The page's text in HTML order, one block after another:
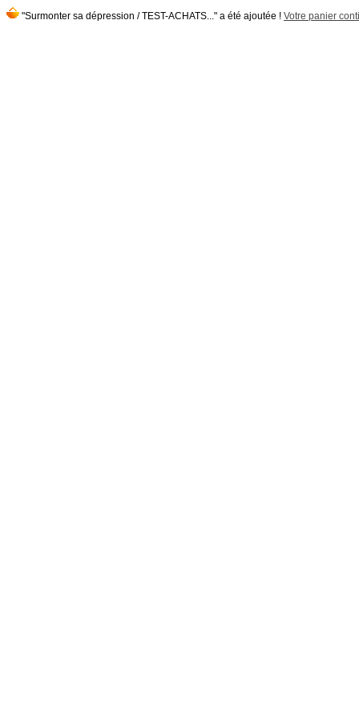
"Surmonter sa dépression / TEST-ACHATS..." a été ajoutée ! Votre panier